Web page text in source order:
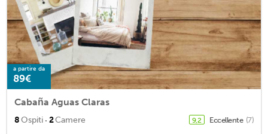
a partire da
89€
Cabaña Aguas Claras
8Ospiti · 2Camere 9,2 Eccellente (7)